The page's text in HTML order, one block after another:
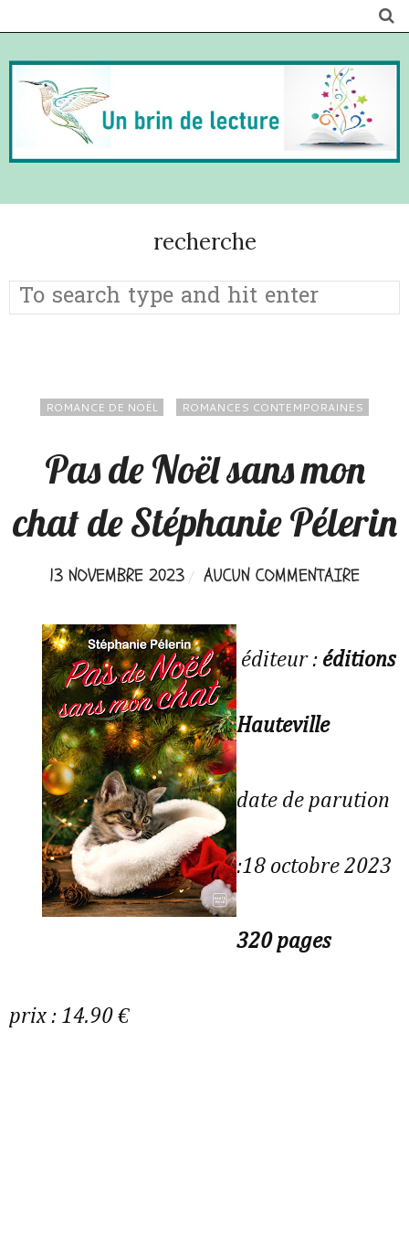
recherche
ROMANCE DE NOËL ROMANCES CONTEMPORAINES
Pas de Noël sans mon
chat de Stéphanie Pélerin
13 NOVEMBRE 2023 AUCUN COMMENTAIRE
éditeur : éditions
Hauteville
date de parution
:18 octobre 2023
320 pages
prix : 14.90 €